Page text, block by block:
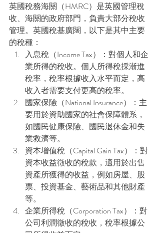
英國稅務海關（HMRC）是英國管理稅
收、海關的政府部門，負責大部分稅收
管理。英國稅基廣闊，以下是其中主要
的稅種：
入息稅（Income Tax）：對個人和企
業所得的稅收。個人所得稅採漸進
稅率，稅率根據收入水平而定，高
收入者需要支付更高的稅率。
國家保險（National Insurance）：主
要用於資助國家的社會保障體系，
如國民健康保險、國民退休金和失
業救濟等。
資本增值稅（Capital Gain Tax）：對
資本收益徵收的稅款，適用於出售
資產所獲得的收益，例如房屋、股
票、投資基金、藝術品和其他財產
等。
企業所得稅（Corporation Tax）：對
公司利潤徵收的稅收，稅率根據公